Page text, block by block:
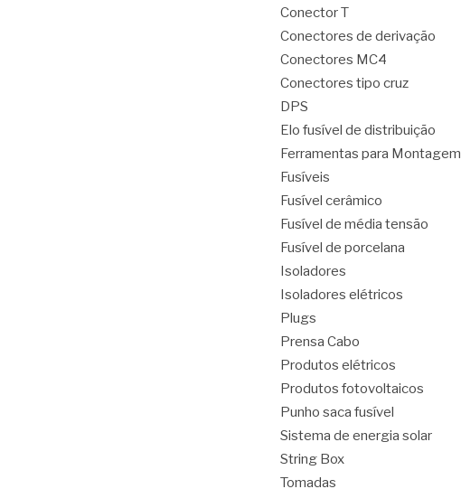
Conector T
Conectores de derivação
Conectores MC4
Conectores tipo cruz
DPS
Elo fusível de distribuição
Ferramentas para Montagem
Fusíveis
Fusível cerâmico
Fusível de média tensão
Fusível de porcelana
Isoladores
Isoladores elétricos
Plugs
Prensa Cabo
Produtos elétricos
Produtos fotovoltaicos
Punho saca fusível
Sistema de energia solar
String Box
Tomadas